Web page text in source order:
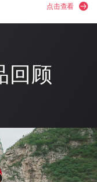
点击查看
回顾